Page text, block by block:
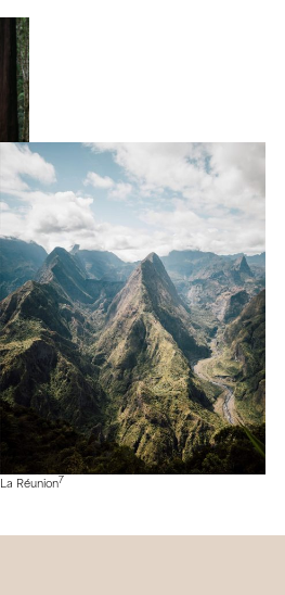
La Réunion7